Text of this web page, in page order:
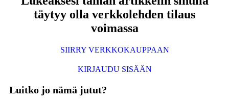
täytyy olla verkkolehden tilaus
voimassa
SIIRRY VERKKOKAUPPAAN
KIRJAUDU SISÄÄN
Luitko jo nämä jutut?